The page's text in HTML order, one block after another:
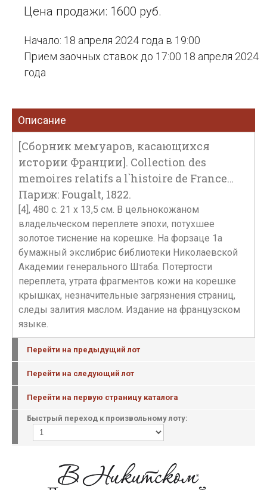
Цена продажи: 1600 руб.
Начало: 18 апреля 2024 года в 19:00
Прием заочных ставок до 17:00 18 апреля 2024
года
Описание
[Сборник мемуаров, касающихся
истории Франции]. Collection des
memoires relatifs a l`histoire de France…
Париж: Fougalt, 1822.
[4], 480 с. 21 х 13,5 см. В цельнокожаном
владельческом переплете эпохи, потухшее
золотое тиснение на корешке. На форзаце 1а
бумажный экслибрис библиотеки Николаевской
Академии генерального Штаба. Потертости
переплета, утрата фрагментов кожи на корешке
крышках, незначительные загрязнения страниц,
следы залития маслом. Издание на французском
языке.
Перейти на предыдущий лот
Перейти на следующий лот
Перейти на первую страницу каталога
Быстрый переход к произвольному лоту: